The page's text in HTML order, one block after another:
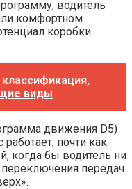
водитель
комфортном
коробки
виды
движения D5)
почти как
когда бы водитель ни
передач